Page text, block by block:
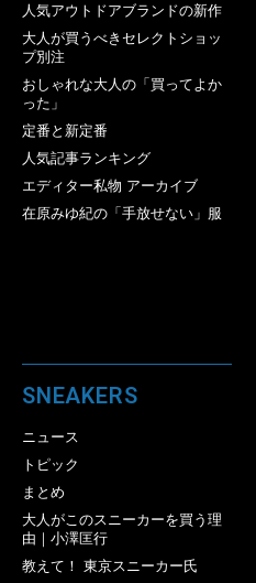
人気アウトドアブランドの新作
大人が買うべきセレクトショッ
プ別注
おしゃれな大人の「買ってよか
った」
定番と新定番
人気記事ランキング
エディター私物 アーカイブ
在原みゆ紀の「手放せない」服
SNEAKERS
ニュース
トピック
まとめ
大人がこのスニーカーを買う理
由｜小澤匡行
教えて！ 東京スニーカー氏